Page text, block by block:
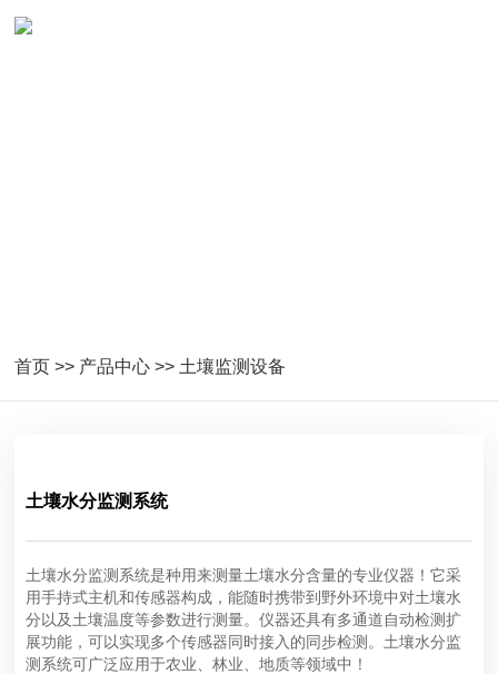
首页 >> 产品中心 >> 土壤监测设备
土壤水分监测系统
土壤水分监测系统是种用来测量土壤水分含量的专业仪器！它采
用手持式主机和传感器构成，能随时携带到野外环境中对土壤水
分以及土壤温度等参数进行测量。仪器还具有多通道自动检测扩
展功能，可以实现多个传感器同时接入的同步检测。土壤水分监
测系统可广泛应用于农业、林业、地质等领域中！